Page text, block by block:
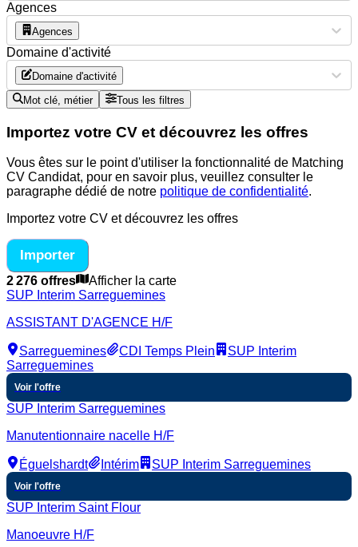
Agences
Agences
Domaine d'activité
Domaine d'activité
Mot clé, métier Tous les filtres
Importez votre CV et découvrez les offres
Vous êtes sur le point d'utiliser la fonctionnalité de Matching
CV Candidat, pour en savoir plus, veuillez consulter le
paragraphe dédié de notre politique de confidentialité.
Importez votre CV et découvrez les offres
Importer
2 276 offres
Afficher la carte
SUP Interim Sarreguemines
ASSISTANT D'AGENCE H/F
Sarreguemines CDI Temps Plein
SUP Interim
Sarreguemines
Voir l'offre
SUP Interim Sarreguemines
Manutentionnaire nacelle H/F
Éguelshardt Intérim SUP Interim Sarreguemines
Voir l'offre
SUP Interim Saint Flour
Manoeuvre H/F